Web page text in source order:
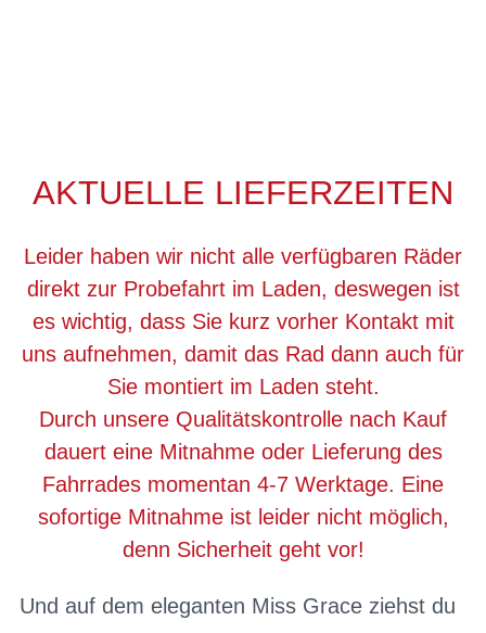
AKTUELLE LIEFERZEITEN
Leider haben wir nicht alle verfügbaren Räder
direkt zur Probefahrt im Laden, deswegen ist
es wichtig, dass Sie kurz vorher Kontakt mit
uns aufnehmen, damit das Rad dann auch für
Sie montiert im Laden steht.
Durch unsere Qualitätskontrolle nach Kauf
dauert eine Mitnahme oder Lieferung des
Fahrrades momentan 4-7 Werktage. Eine
sofortige Mitnahme ist leider nicht möglich,
denn Sicherheit geht vor!
Und auf dem eleganten Miss Grace ziehst du